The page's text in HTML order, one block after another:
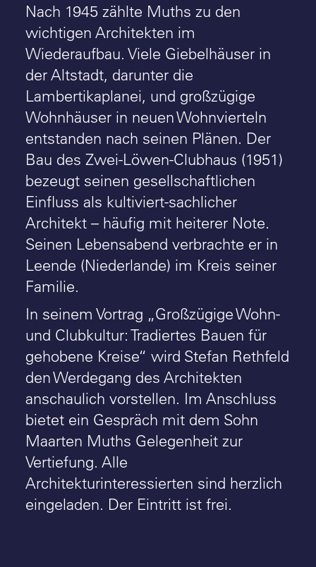
Nach 1945 zählte Muths zu den
wichtigen Architekten im
Wiederaufbau. Viele Giebelhäuser in
der Altstadt, darunter die
Lambertikaplanei, und großzügige
Wohnhäuser in neuen Wohnvierteln
entstanden nach seinen Plänen. Der
Bau des Zwei-Löwen-Clubhaus (1951)
bezeugt seinen gesellschaftlichen
Einfluss als kultiviert-sachlicher
Architekt – häufig mit heiterer Note.
Seinen Lebensabend verbrachte er in
Leende (Niederlande) im Kreis seiner
Familie.
In seinem Vortrag „Großzügige Wohn-
und Clubkultur: Tradiertes Bauen für
gehobene Kreise“ wird Stefan Rethfeld
den Werdegang des Architekten
anschaulich vorstellen. Im Anschluss
bietet ein Gespräch mit dem Sohn
Maarten Muths Gelegenheit zur
Vertiefung. Alle
Architekturinteressierten sind herzlich
eingeladen. Der Eintritt ist frei.